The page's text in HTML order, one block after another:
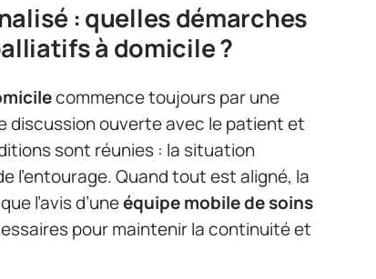
: quelles démarches
à domicile ?
commence toujours par une
discussion ouverte avec le patient et
sont réunies : la situation
l’entourage. Quand tout est aligné, la
l’avis d’uneéquipe mobile de soins
pour maintenir la continuité et